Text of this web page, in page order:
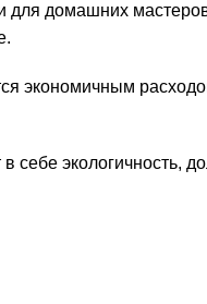
для домашних
экономичным
себе экологичность,